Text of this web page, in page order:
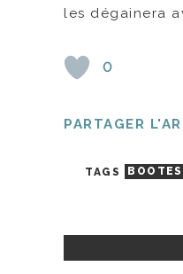
les dégainera
0
PARTAGER
TAGS